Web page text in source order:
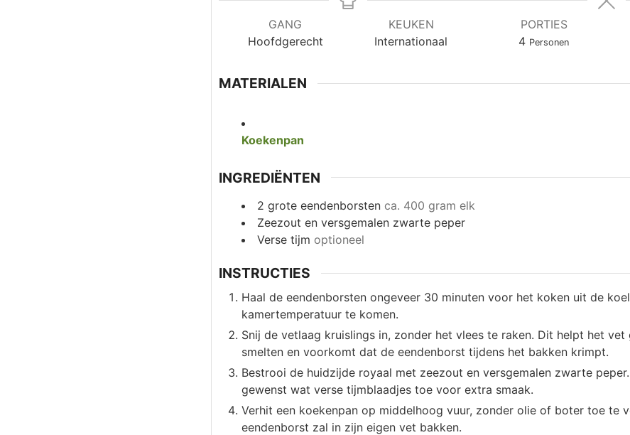
GANG
Hoofdgerecht
KEUKEN
Internationaal
PORTIES
4 Personen
MATERIALEN
Koekenpan
INGREDIËNTEN
2 grote eendenborsten ca. 400 gram elk
Zeezout en versgemalen zwarte peper
Verse tijm optioneel
INSTRUCTIES
Haal de eendenborsten ongeveer 30 minuten voor het koken uit de
kamertemperatuur te komen.
Snij de vetlaag kruislings in, zonder het vlees te raken. Dit helpt het
smelten en voorkomt dat de eendenborst tijdens het bakken krimpt.
Bestrooi de huidzijde royaal met zeezout en versgemalen zwarte
gewenst wat verse tijmblaadjes toe voor extra smaak.
Verhit een koekenpan op middelhoog vuur, zonder olie of boter toe te
eendenborst zal in zijn eigen vet bakken.